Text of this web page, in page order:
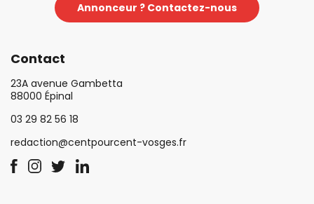
Annonceur ? Contactez-nous
Contact
23A avenue Gambetta
88000 Épinal
03 29 82 56 18
redaction@centpourcent-vosges.fr